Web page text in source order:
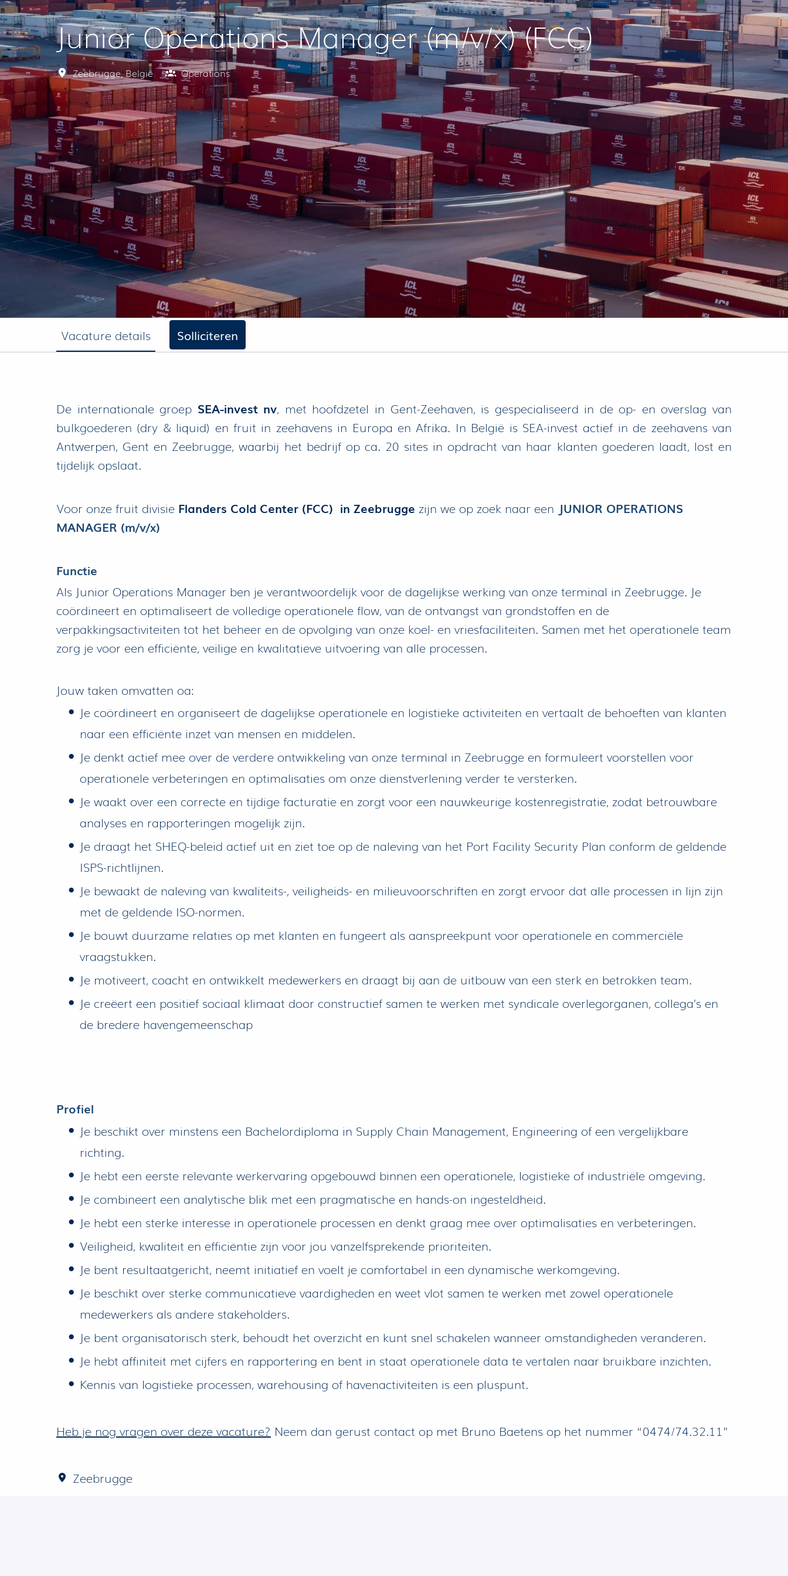
Junior Operations Manager (m/v/x) (FCC)
Zeebrugge, België Operations
Vacature details Solliciteren
De internationale groep SEA-invest nv, met hoofdzetel in Gent-Zeehaven, is gespecialiseerd in de op- en overslag van
bulkgoederen (dry & liquid) en fruit in zeehavens in Europa en Afrika. In België is SEA-invest actief in de zeehavens van
Antwerpen, Gent en Zeebrugge, waarbij het bedrijf op ca. 20 sites in opdracht van haar klanten goederen laadt, lost en
tijdelijk opslaat.
Voor onze fruit divisie Flanders Cold Center (FCC) in Zeebrugge zijn we op zoek naar een JUNIOR OPERATIONS
MANAGER (m/v/x)
Functie
Als Junior Operations Manager ben je verantwoordelijk voor de dagelijkse werking van onze terminal in Zeebrugge. Je
coördineert en optimaliseert de volledige operationele flow, van de ontvangst van grondstoffen en de
verpakkingsactiviteiten tot het beheer en de opvolging van onze koel- en vriesfaciliteiten. Samen met het operationele team
zorg je voor een efficiënte, veilige en kwalitatieve uitvoering van alle processen.
Jouw taken omvatten oa:
Je coördineert en organiseert de dagelijkse operationele en logistieke activiteiten en vertaalt de behoeften van klanten
naar een efficiënte inzet van mensen en middelen.
Je denkt actief mee over de verdere ontwikkeling van onze terminal in Zeebrugge en formuleert voorstellen voor
operationele verbeteringen en optimalisaties om onze dienstverlening verder te versterken.
Je waakt over een correcte en tijdige facturatie en zorgt voor een nauwkeurige kostenregistratie, zodat betrouwbare
analyses en rapporteringen mogelijk zijn.
Je draagt het SHEQ-beleid actief uit en ziet toe op de naleving van het Port Facility Security Plan conform de geldende
ISPS-richtlijnen.
Je bewaakt de naleving van kwaliteits-, veiligheids- en milieuvoorschriften en zorgt ervoor dat alle processen in lijn zijn
met de geldende ISO-normen.
Je bouwt duurzame relaties op met klanten en fungeert als aanspreekpunt voor operationele en commerciële
vraagstukken.
Je motiveert, coacht en ontwikkelt medewerkers en draagt bij aan de uitbouw van een sterk en betrokken team.
Je creëert een positief sociaal klimaat door constructief samen te werken met syndicale overlegorganen, collega’s en
de bredere havengemeenschap
Profiel
Je beschikt over minstens een Bachelordiploma in Supply Chain Management, Engineering of een vergelijkbare
richting.
Je hebt een eerste relevante werkervaring opgebouwd binnen een operationele, logistieke of industriële omgeving.
Je combineert een analytische blik met een pragmatische en hands-on ingesteldheid.
Je hebt een sterke interesse in operationele processen en denkt graag mee over optimalisaties en verbeteringen.
Veiligheid, kwaliteit en efficiëntie zijn voor jou vanzelfsprekende prioriteiten.
Je bent resultaatgericht, neemt initiatief en voelt je comfortabel in een dynamische werkomgeving.
Je beschikt over sterke communicatieve vaardigheden en weet vlot samen te werken met zowel operationele
medewerkers als andere stakeholders.
Je bent organisatorisch sterk, behoudt het overzicht en kunt snel schakelen wanneer omstandigheden veranderen.
Je hebt affiniteit met cijfers en rapportering en bent in staat operationele data te vertalen naar bruikbare inzichten.
Kennis van logistieke processen, warehousing of havenactiviteiten is een pluspunt.
Heb je nog vragen over deze vacature? Neem dan gerust contact op met Bruno Baetens op het nummer “0474/74.32.11”
Zeebrugge